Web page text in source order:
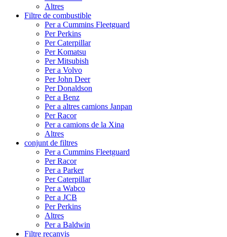
Altres
Filtre de combustible
Per a Cummins Fleetguard
Per Perkins
Per Caterpillar
Per Komatsu
Per Mitsubish
Per a Volvo
Per John Deer
Per Donaldson
Per a Benz
Per a altres camions Janpan
Per Racor
Per a camions de la Xina
Altres
conjunt de filtres
Per a Cummins Fleetguard
Per Racor
Per a Parker
Per Caterpillar
Per a Wabco
Per a JCB
Per Perkins
Altres
Per a Baldwin
Filtre recanvis